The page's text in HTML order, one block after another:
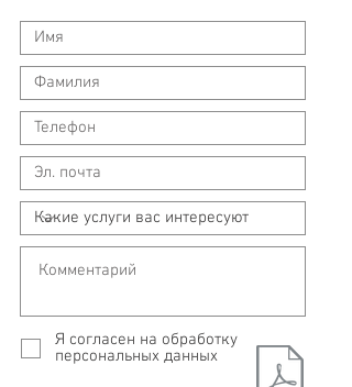
Я согласен на обработку
персональных данных